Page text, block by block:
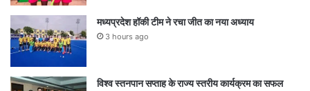
मध्यप्रदेश हॉकी टीम ने रचा जीत का नया अध्याय
3 hours ago
विश्व स्तनपान सप्ताह के राज्य स्तरीय कार्यक्रम का सफल